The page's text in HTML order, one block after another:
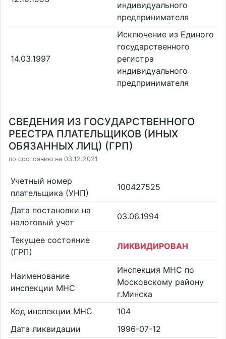
индивидуального
предпринимателя
14.03.1997
Исключение из Единого
государственного
регистра
индивидуального
предпринимателя
СВЕДЕНИЯ ИЗ ГОСУДАРСТВЕННОГО
РЕЕСТРА ПЛАТЕЛЬЩИКОВ (ИНЫХ
ОБЯЗАННЫХ ЛИЦ) (ГРП)
по состоянию на 03.12.2021
Учетный номер
плательщика (УНП)
100427525
Дата постановки на
налоговый учет
03.06.1994
Текущее состояние
(ГРП)
ЛИКВИДИРОВАН
Наименование
инспекции МНС
Инспекция МНС по
Московскому району
г.Минска
Код инспекции МНС
104
Дата ликвидации
1996-07-12